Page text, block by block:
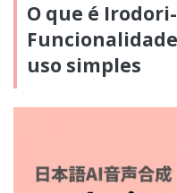
O que é Irodori-
uso simples